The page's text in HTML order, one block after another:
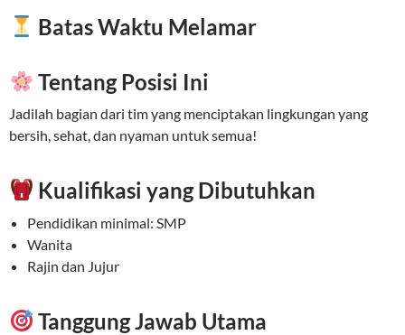
Batas Waktu Melamar
Tentang Posisi Ini
Jadilah bagian dari tim yang menciptakan lingkungan yang
bersih, sehat, dan nyaman untuk semua!
Kualifikasi yang Dibutuhkan
Pendidikan minimal: SMP
Wanita
Rajin dan Jujur
Tanggung Jawab Utama